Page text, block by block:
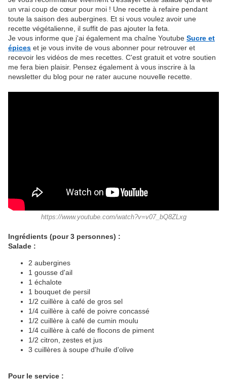
un vrai coup de cœur pour moi ! Une recette à refaire pendant
toute la saison des aubergines. Et si vous voulez avoir une
recette végétalienne, il suffit de pas ajouter la feta.
Je vous informe que j'ai également ma chaîne Youtube Sucre et
épices et je vous invite de vous abonner pour retrouver et
recevoir les vidéos de mes recettes. C'est gratuit et votre soutien
me fera bien plaisir. Pensez également à vous inscrire à la
newsletter du blog pour ne rater aucune nouvelle recette.
https://www.youtube.com/watch?v=v07_bQ8ZLxg
Ingrédients (pour 3 personnes) :
Salade :
2 aubergines
1 gousse d'ail
1 échalote
1 bouquet de persil
1/2 cuillère à café de gros sel
1/4 cuillère à café de poivre concassé
1/2 cuillère à café de cumin moulu
1/4 cuillère à café de flocons de piment
1/2 citron, zestes et jus
3 cuillères à soupe d'huile d'olive
Pour le service :